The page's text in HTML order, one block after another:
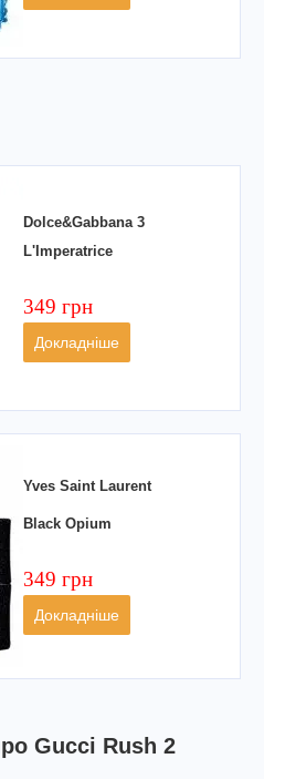
Dolce&Gabbana 3
L'Imperatrice
349 грн
Докладніше
Yves Saint Laurent
Black Opium
349 грн
Докладніше
Gucci Rush 2